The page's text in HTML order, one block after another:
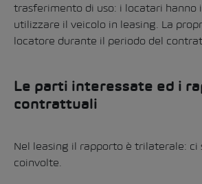
trasferimento di uso: i locatari hanno
utilizzare il veicolo in leasing. La
locatore durante il periodo del
Le parti interessate ed i
contrattuali
Nel leasing il rapporto è trilaterale: ci
coinvolte.